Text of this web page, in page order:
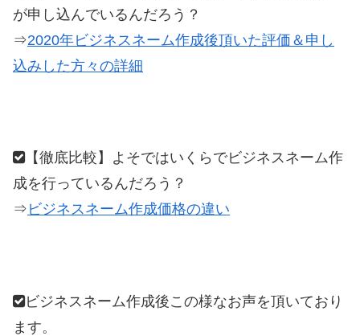
が申し込んでいるんだろう？
⇒2020年ビジネスネーム作成後頂いた評価＆申し
込みした方々の詳細
【徹底比較】よそではいくらでビジネスネーム作
成を行っているんだろう？
⇒ ビジネスネーム作成価格の違い
ビジネスネーム作成後この様なお声を頂いており
ます。